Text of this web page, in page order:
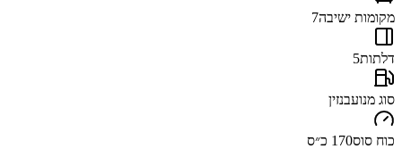
מקומות ישיבה7
דלתות5
סוג מנועבנזין
כוח סוס170 כ״ס